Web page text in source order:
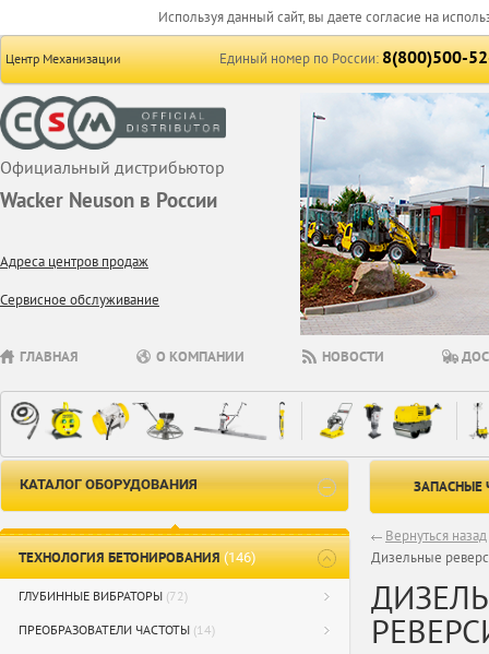
Используя данный сайт, вы даете согласие на
Центр Механизации Единый номер по России:8(800)500-
Официальный дистрибьютор
Wacker Neuson в России
Адреса центров продаж
Сервисное обслуживание
ГЛАВНАЯ О КОМПАНИИ НОВОСТИ
КАТАЛОГ ОБОРУДОВАНИЯ
ТЕХНОЛОГИЯ БЕТОНИРОВАНИЯ(146)
ГЛУБИННЫЕ ВИБРАТОРЫ (72)
ПРЕОБРАЗОВАТЕЛИ ЧАСТОТЫ (14)
ЗАПАСНЫЕ
Вернуться назад
Дизельные